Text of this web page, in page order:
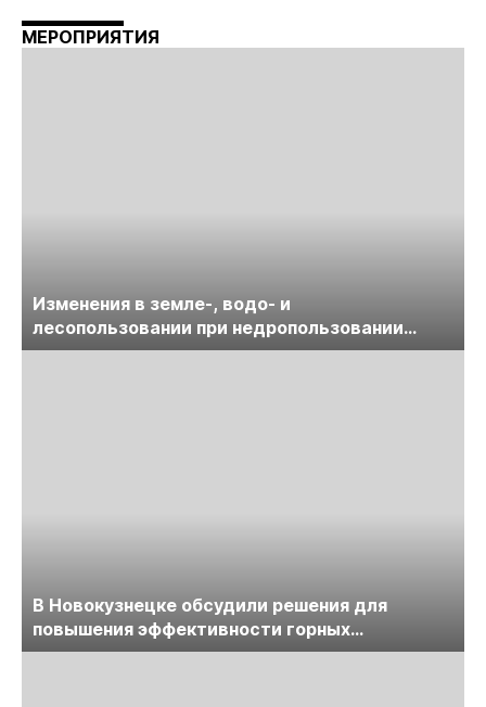
МЕРОПРИЯТИЯ
Изменения в земле-, водо- и
лесопользовании при недропользовании
обсудят на семинаре «ПравоТЭК»
В Новокузнецке обсудили решения для
повышения эффективности горных
предприятий